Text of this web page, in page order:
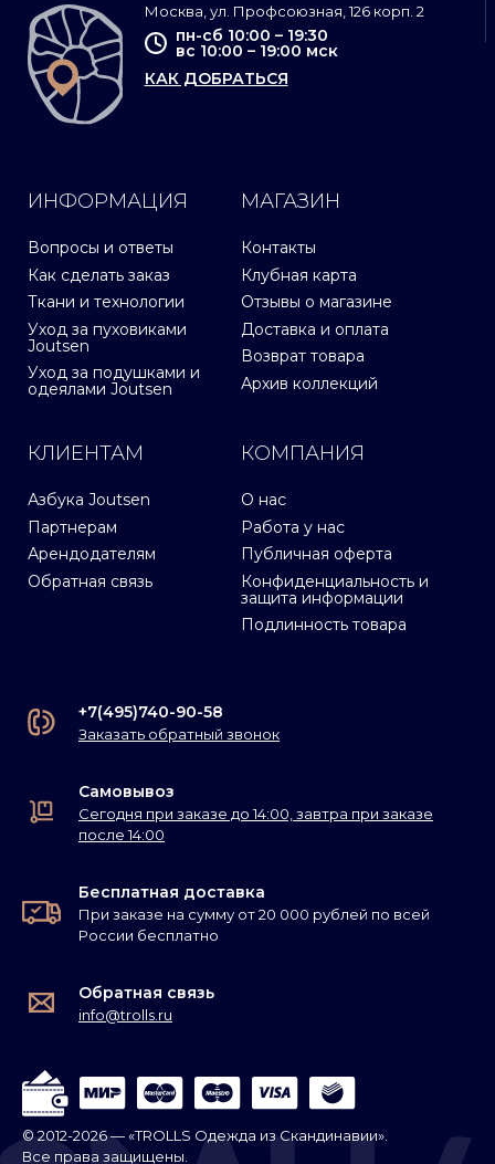
ИНФОРМАЦИЯ
Вопросы и ответы
Как сделать заказ
Ткани и технологии
Уход за пуховиками
Joutsen
Уход за подушками и
одеялами Joutsen
МАГАЗИН
Контакты
Клубная карта
Отзывы о магазине
Доставка и оплата
Возврат товара
Архив коллекций
КЛИЕНТАМ
Азбука Joutsen
Партнерам
Арендодателям
Обратная связь
КОМПАНИЯ
О нас
Работа у нас
Публичная оферта
Конфиденциальность и
защита информации
Подлинность товара
Москва, ул. Профсоюзная, 126 корп. 2
пн-сб 10:00 – 19:30
вс 10:00 – 19:00 мск
КАК ДОБРАТЬСЯ
+7(495)740-90-58
Заказать обратный звонок
Самовывоз
Сегодня при заказе до 14:00, завтра при заказе
после 14:00
Бесплатная доставка
При заказе на сумму от 20 000 рублей по всей
России бесплатно
Обратная связь
info@trolls.ru
© 2012-2026 — «TROLLS Одежда из Скандинавии».
Все права защищены.